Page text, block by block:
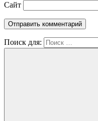
Сайт
Поиск для: